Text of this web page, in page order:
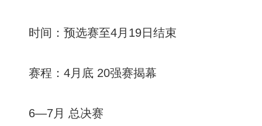
时间：预选赛至4月19日结束
赛程：4月底 20强赛揭幕
6—7月 总决赛